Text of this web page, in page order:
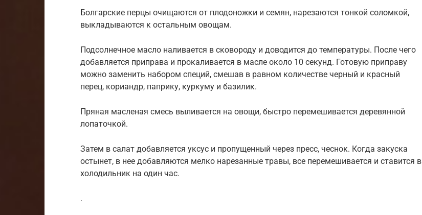
Болгарские перцы очищаются от плодоножки и семян, нарезаются тонкой соломкой,
выкладываются к остальным овощам.
Подсолнечное масло наливается в сковороду и доводится до температуры. После чего
добавляется приправа и прокаливается в масле около 10 секунд. Готовую приправу
можно заменить набором специй, смешав в равном количестве черный и красный
перец, кориандр, паприку, куркуму и базилик.
Пряная масленая смесь выливается на овощи, быстро перемешивается деревянной
лопаточкой.
Затем в салат добавляется уксус и пропущенный через пресс, чеснок. Когда закуска
остынет, в нее добавляются мелко нарезанные травы, все перемешивается и ставится в
холодильник на один час.
.